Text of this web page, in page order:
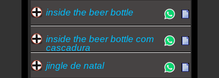
inside the beer bottle
inside the beer bottle com
cascadura
jingle de natal